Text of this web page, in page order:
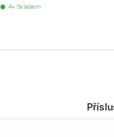
4+ Skladem